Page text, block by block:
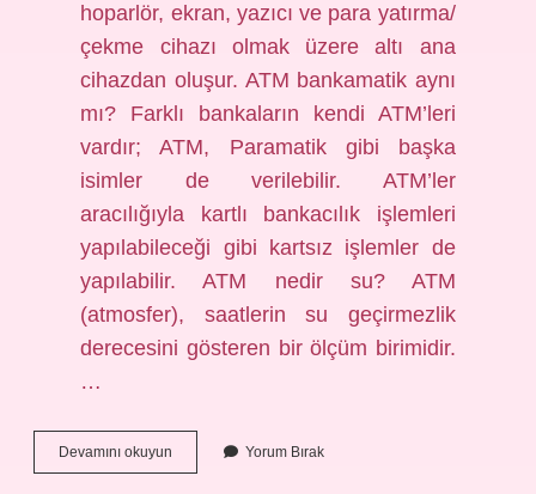
hoparlör, ekran, yazıcı ve para yatırma/
çekme cihazı olmak üzere altı ana
cihazdan oluşur. ATM bankamatik aynı
mı? Farklı bankaların kendi ATM’leri
vardır; ATM, Paramatik gibi başka
isimler de verilebilir. ATM’ler
aracılığıyla kartlı bankacılık işlemleri
yapılabileceği gibi kartsız işlemler de
yapılabilir. ATM nedir su? ATM
(atmosfer), saatlerin su geçirmezlik
derecesini gösteren bir ölçüm birimidir.
…
Devamını okuyun
Bilgisi
Yorum Bırak